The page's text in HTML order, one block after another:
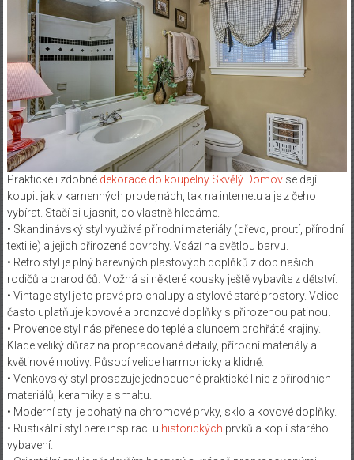
Praktické i zdobné dekorace do koupelny Skvělý Domovse dají
koupit jak v kamenných prodejnách, tak na internetu a je z čeho
vybírat. Stačí si ujasnit, co vlastně hledáme.
• Skandinávský styl využívá přírodní materiály (dřevo, proutí, přírodní
textilie) a jejich přirozené povrchy. Vsází na světlou barvu.
• Retro styl je plný barevných plastových doplňků z dob našich
rodičů a prarodičů. Možná si některé kousky ještě vybavíte z dětství.
• Vintage styl je to pravé pro chalupy a stylové staré prostory. Velice
často uplatňuje kovové a bronzové doplňky s přirozenou patinou.
• Provence styl nás přenese do teplé a sluncem prohřáté krajiny.
Klade veliký důraz na propracované detaily, přírodní materiály a
květinové motivy. Působí velice harmonicky a klidně.
• Venkovský styl prosazuje jednoduché praktické linie z přírodních
materiálů, keramiky a smaltu.
• Moderní styl je bohatý na chromové prvky, sklo a kovové doplňky.
• Rustikální styl bere inspiraci u historických prvků a kopií starého
vybavení.